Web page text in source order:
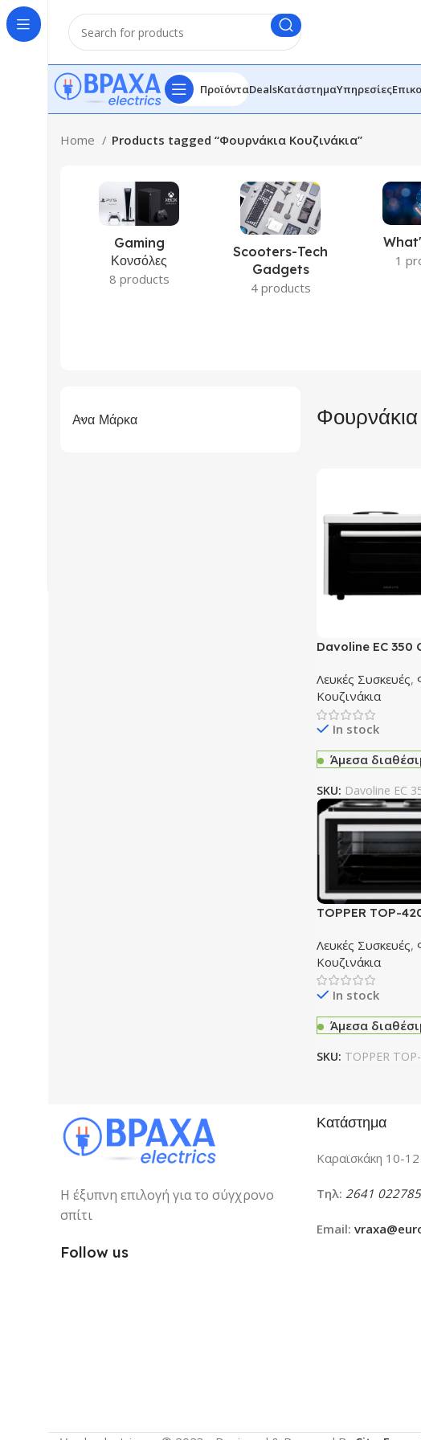
ΠροϊόνταDealsΚατάστημαΥπηρεσίες
Home Products tagged “Φουρνάκια Κουζινάκια”
Gaming
Κονσόλες
8 products
Scooters-Tech
Gadgets
4 products
1
Ανα Μάρκα Φουρνάκια
Davoline EC 350
Εστίες
Λευκές Συσκευές,
Κουζινάκια
In stock
Άμεσα
SKU: Davoline EC
TOPPER TOP-
Λευκές Συσκευές,
Κουζινάκια
In stock
Άμεσα
SKU: TOPPER
Η έξυπνη επιλογή για το σύγχρονο
σπίτι
Follow us
Κατάστημα
Καραϊσκάκη 10-
Τηλ: 2641 022785
Email: